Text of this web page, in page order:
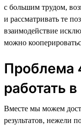
с большим трудом,
и рассматривать те
взаимодействие
можно
Проблема
работать
Вместе мы можем
результатов, нежели